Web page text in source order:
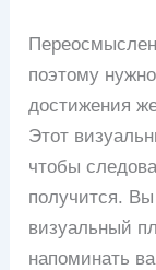
поэтому
достижения
Этот
чтобы
получится.
визуальный
напоминать